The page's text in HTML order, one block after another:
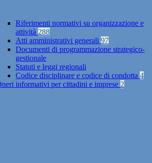
Riferimenti normativi su organizzazione e
attività 288
Atti amministrativi generali 97
Documenti di programmazione strategico-
gestionale
Statuti e leggi regionali
Codice disciplinare e codice di condotta 4
informativi per cittadini e imprese 2